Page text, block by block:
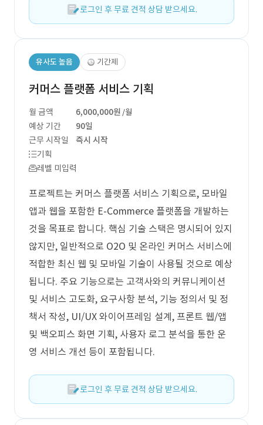
로그인 후 무료 견적 상담 받으세요.
유사도 높음 기간제
커머스 플랫폼 서비스 기획
월 금액 6,000,000원 /월
예상 기간
90일
근무 시작일
즉시 시작
기획
레벨 미입력
프로젝트는 커머스 플랫폼 서비스 기획으로, 모바일
앱과 웹을 포함한 E-Commerce 플랫폼을 개발하는
것을 목표로 합니다. 핵심 기술 스택은 명시되어 있지
않지만, 일반적으로 O2O 및 온라인 커머스 서비스에
적합한 최신 웹 및 모바일 기술이 사용될 것으로 예상
됩니다. 주요 기능으로는 고객사와의 커뮤니케이션
및 서비스 고도화, 요구사항 분석, 기능 정의서 및 정
책서 작성, UI/UX 와이어프레임 설계, 프론트 웹/앱
및 백오피스 화면 기획, 사용자 로그 분석을 통한 운
영 서비스 개선 등이 포함됩니다.
로그인 후 무료 견적 상담 받으세요.